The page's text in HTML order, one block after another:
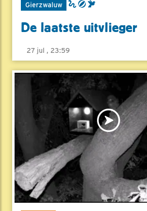
Gierzwaluw
De laatste uitvlieger
27 jul , 23:59